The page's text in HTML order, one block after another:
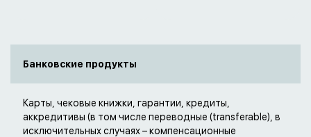
Банковские продукты
Карты, чековые книжки, гарантии, кредиты,
аккредитивы (в том числе переводные (transferable), в
исключительных случаях – компенсационные